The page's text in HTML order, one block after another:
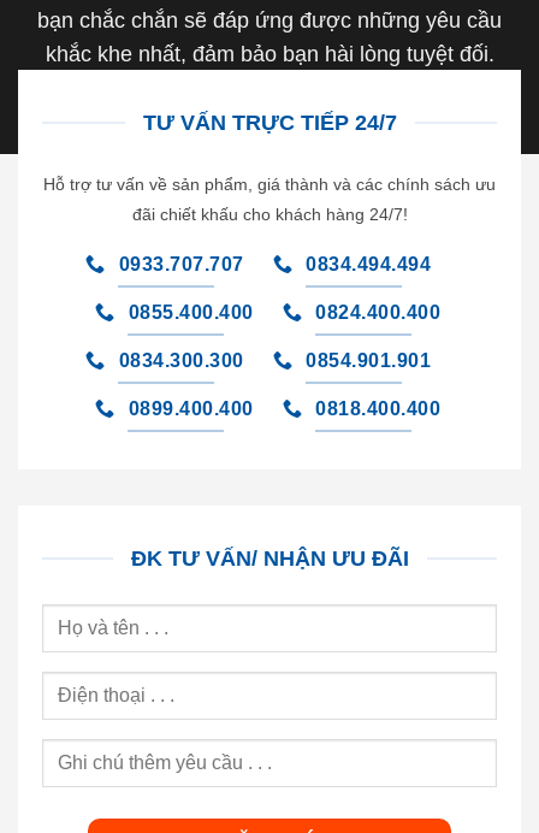
bạn chắc chắn sẽ đáp ứng được những yêu cầu
khắc khe nhất, đảm bảo bạn hài lòng tuyệt đối.
TƯ VẤN TRỰC TIẾP 24/7
Hỗ trợ tư vấn về sản phẩm, giá thành và các chính sách ưu
đãi chiết khấu cho khách hàng 24/7!
0933.707.707 0834.494.494
0855.400.400 0824.400.400
0834.300.300 0854.901.901
0899.400.400 0818.400.400
ĐK TƯ VẤN/ NHẬN ƯU ĐÃI